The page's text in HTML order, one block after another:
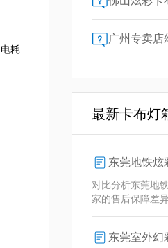
耗
最新卡布灯
对比分析东莞地
家的售后保障差
在动态效果与全